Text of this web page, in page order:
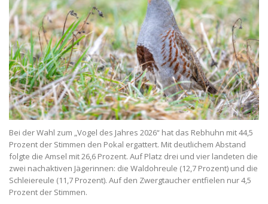
Bei der Wahl zum „Vogel des Jahres 2026“ hat das Rebhuhn mit 44,5
Prozent der Stimmen den Pokal ergattert. Mit deutlichem Abstand
folgte die Amsel mit 26,6 Prozent. Auf Platz drei und vier landeten die
zwei nachaktiven Jägerinnen: die Waldohreule (12,7 Prozent) und die
Schleiereule (11,7 Prozent). Auf den Zwergtaucher entfielen nur 4,5
Prozent der Stimmen.